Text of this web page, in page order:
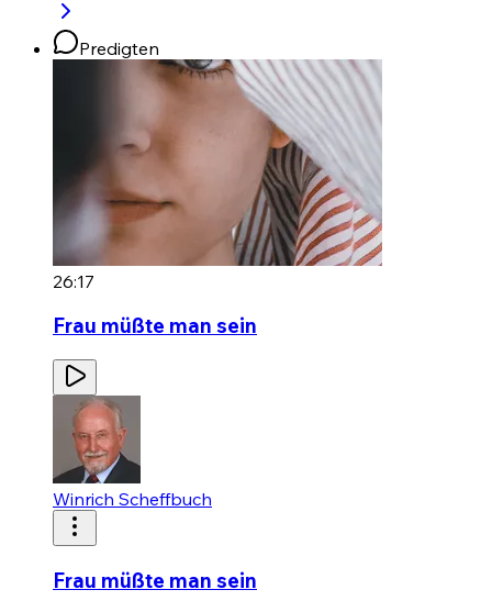
Predigten
26:17
Frau müßte man sein
Winrich Scheffbuch
Frau müßte man sein